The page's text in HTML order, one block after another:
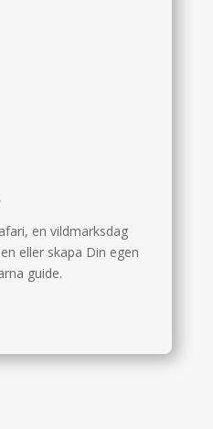
en vildmarksdag
eller skapa Din egen
guide.